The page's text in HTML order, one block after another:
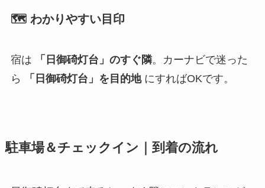
🗺️ わかりやすい目印
宿は 「日御碕灯台」のすぐ隣。カーナビで迷った
ら
「日御碕灯台」を目的地にすればOKです。
駐車場＆チェックイン｜到着の流れ